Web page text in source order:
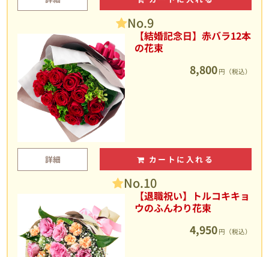
No.9
【結婚記念日】赤バラ12本
の花束
8,800 円（税込）
詳細 カートに入れる
No.10
【退職祝い】トルコキキョ
ウのふんわり花束
4,950 円（税込）